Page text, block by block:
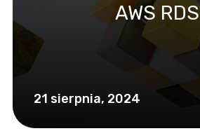
21 sierpnia, 2024
AWS RDS